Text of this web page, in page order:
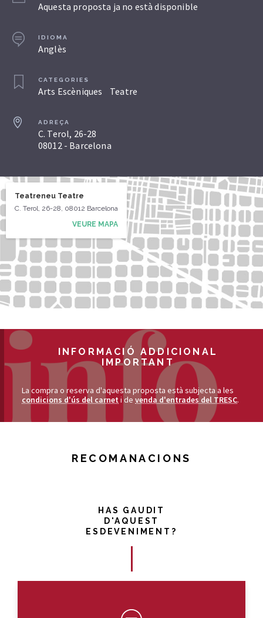
Aquesta proposta ja no està disponible
IDIOMA
Anglès
CATEGORIES
Arts Escèniques Teatre
ADREÇA
C. Terol, 26-28
08012 - Barcelona
Teatreneu Teatre
C. Terol, 26-28, 08012 Barcelona
VEURE MAPA
INFORMACIÓ ADDICIONAL
IMPORTANT
La compra o reserva d'aquesta proposta està subjecta a les
condicions d'ús del carnet i de venda d'entrades del TRESC.
RECOMANACIONS
HAS GAUDIT
D'AQUEST
ESDEVENIMENT?